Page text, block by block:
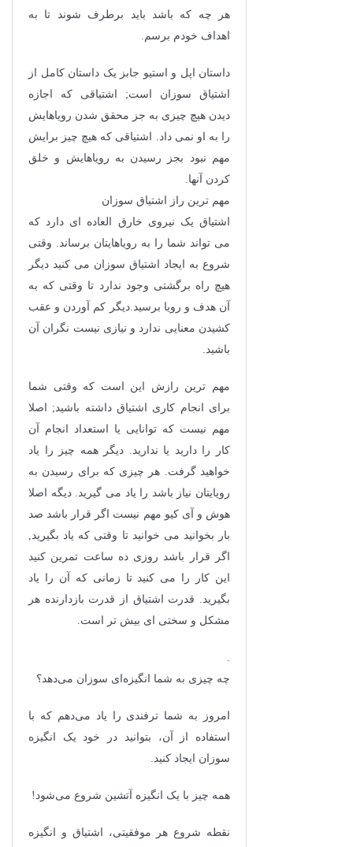
هر چه که باشد باید برطرف شوند تا به
اهداف خودم برسم.
داستان اپل و استیو جابز یک داستان کامل از
اشتیاق سوزان است; اشتیاقی که اجازه
دیدن هیچ چیزی به جز محقق شدن رویاهایش
را به او نمی داد. اشتیاقی که هیچ چیز برایش
مهم نبود بجز رسیدن به رویاهایش و خلق
کردن آنها.
مهم ترین راز اشتیاق سوزان
اشتیاق یک نیروی خارق العاده ای دارد که
می تواند شما را به رویاهایتان برساند. وقتی
شروع به ایجاد اشتیاق سوزان می کنید دیگر
هیچ راه برگشتی وجود ندارد تا وقتی که به
آن هدف و رویا برسید.دیگر کم آوردن و عقب
کشیدن معنایی ندارد و نیازی نیست نگران آن
باشید.
مهم ترین رازش این است که وقتی شما
برای انجام کاری اشتیاق داشته باشید; اصلا
مهم نیست که توانایی یا استعداد انجام آن
کار را دارید یا ندارید. دیگر همه چیز را یاد
خواهید گرفت. هر چیزی که برای رسیدن به
رویایتان نیاز باشد را یاد می گیرید. دیگه اصلا
هوش و آی کیو مهم نیست اگر قرار باشد صد
بار بخوانید می خوانید تا وقتی که یاد بگیرید,
اگر قرار باشد روزی ده ساعت تمرین کنید
این کار را می کنید تا زمانی که آن را یاد
بگیرید. قدرت اشتیاق از قدرت بازدارنده هر
مشکل و سختی ای بیش تر است.
.
چه چیزی به شما انگیزه‌ای سوزان می‌دهد؟
امروز به شما ترفندی را یاد می‌دهم که با
استفاده از آن، بتوانید در خود یک انگیزه
سوزان ایجاد کنید.
همه چیز با یک انگیزه آتشین شروع می‌شود!
نقطه شروع هر موفقیتی، اشتیاق و انگیزه